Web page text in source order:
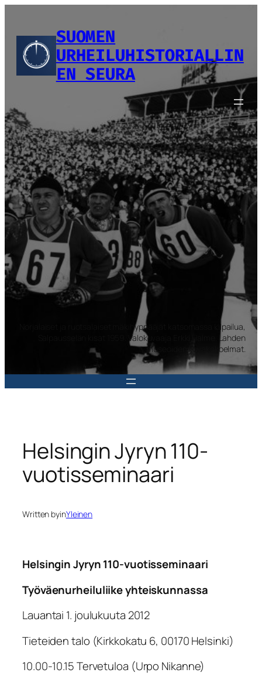
SUOMEN
URHEILUHISTORIALLIN
EN SEURA
Norjalaiset ja ruotsalaiset mäkihyppääjät katsomassa kilpailua,
Salpausselän kisat 1959. Valokuvaaja Erkki Halme. Lahden
museoiden kuvakokoelmat.
Helsingin Jyryn 110-
vuotisseminaari
Written byinYleinen
Helsingin Jyryn 110-vuotisseminaari
Työväenurheiluliike yhteiskunnassa
Lauantai 1. joulukuuta 2012
Tieteiden talo (Kirkkokatu 6, 00170 Helsinki)
10.00-10.15Tervetuloa (Urpo Nikanne)